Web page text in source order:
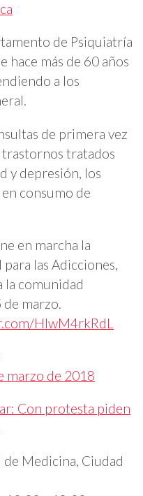
de Psiquiatría
hace más de 60 años
a los
de primera vez
trastornos tratados
y depresión, los
consumo de
en marcha la
las Adicciones,
la comunidad
marzo.
HlwM4rkRdL
marzo de 2018
Con protesta piden
de Medicina, Ciudad